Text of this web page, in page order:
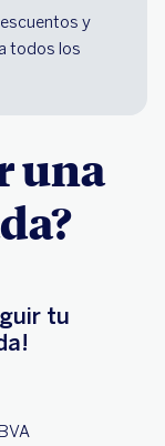
y
todos los
una
tu